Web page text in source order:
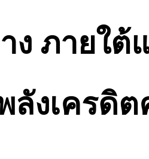
ภายใต้
ลังเครดิ